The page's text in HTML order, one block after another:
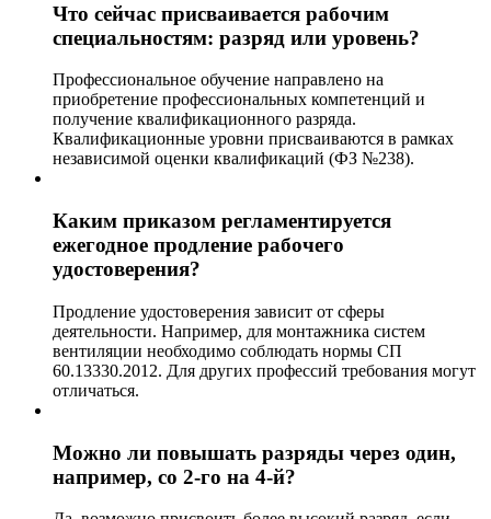
Что сейчас присваивается рабочим
специальностям: разряд или уровень?
Профессиональное обучение направлено на
приобретение профессиональных компетенций и
получение квалификационного разряда.
Квалификационные уровни присваиваются в рамках
независимой оценки квалификаций (ФЗ №238).
Каким приказом регламентируется
ежегодное продление рабочего
удостоверения?
Продление удостоверения зависит от сферы
деятельности. Например, для монтажника систем
вентиляции необходимо соблюдать нормы СП
60.13330.2012. Для других профессий требования могут
отличаться.
Можно ли повышать разряды через один,
например, со 2-го на 4-й?